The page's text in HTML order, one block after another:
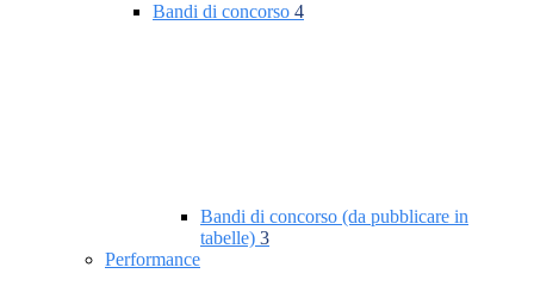
Bandi di concorso 4
Bandi di concorso (da pubblicare in
tabelle) 3
Performance